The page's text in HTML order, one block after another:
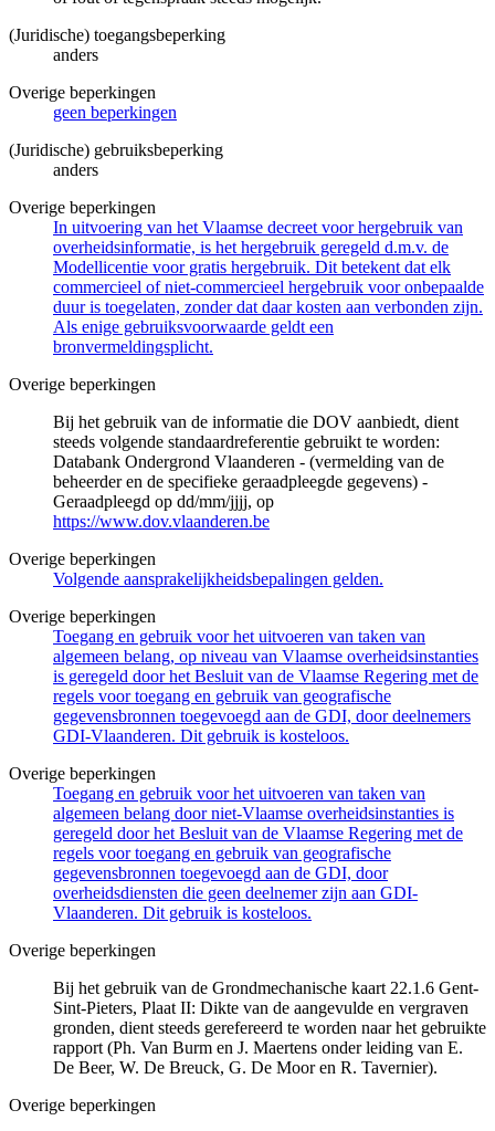
(Juridische) toegangsbeperking
anders
Overige beperkingen
geen beperkingen
(Juridische) gebruiksbeperking
anders
Overige beperkingen
In uitvoering van het Vlaamse decreet voor hergebruik van
overheidsinformatie, is het hergebruik geregeld d.m.v. de
Modellicentie voor gratis hergebruik. Dit betekent dat elk
commercieel of niet-commercieel hergebruik voor onbepaalde
duur is toegelaten, zonder dat daar kosten aan verbonden zijn.
Als enige gebruiksvoorwaarde geldt een
bronvermeldingsplicht.
Overige beperkingen
Bij het gebruik van de informatie die DOV aanbiedt, dient
steeds volgende standaardreferentie gebruikt te worden:
Databank Ondergrond Vlaanderen - (vermelding van de
beheerder en de specifieke geraadpleegde gegevens) -
Geraadpleegd op dd/mm/jjjj, op
https://www.dov.vlaanderen.be
Overige beperkingen
Volgende aansprakelijkheidsbepalingen gelden.
Overige beperkingen
Toegang en gebruik voor het uitvoeren van taken van
algemeen belang, op niveau van Vlaamse overheidsinstanties
is geregeld door het Besluit van de Vlaamse Regering met de
regels voor toegang en gebruik van geografische
gegevensbronnen toegevoegd aan de GDI, door deelnemers
GDI-Vlaanderen. Dit gebruik is kosteloos.
Overige beperkingen
Toegang en gebruik voor het uitvoeren van taken van
algemeen belang door niet-Vlaamse overheidsinstanties is
geregeld door het Besluit van de Vlaamse Regering met de
regels voor toegang en gebruik van geografische
gegevensbronnen toegevoegd aan de GDI, door
overheidsdiensten die geen deelnemer zijn aan GDI-
Vlaanderen. Dit gebruik is kosteloos.
Overige beperkingen
Bij het gebruik van de Grondmechanische kaart 22.1.6 Gent-
Sint-Pieters, Plaat II: Dikte van de aangevulde en vergraven
gronden, dient steeds gerefereerd te worden naar het gebruikte
rapport (Ph. Van Burm en J. Maertens onder leiding van E.
De Beer, W. De Breuck, G. De Moor en R. Tavernier).
Overige beperkingen